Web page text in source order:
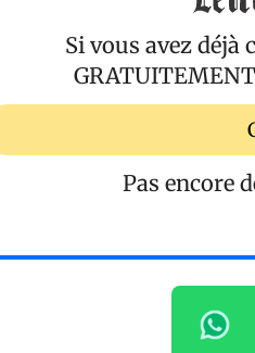
Si vous avez déjà
GRATUITEMENT
Pas encore